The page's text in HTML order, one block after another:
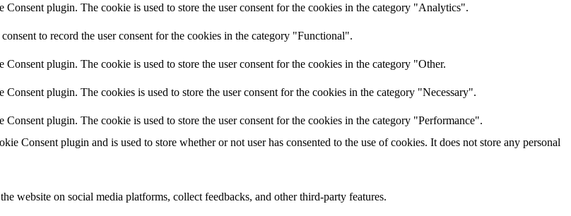
plugin. The cookie is used to store the user consent for the cookies in the category "Analytics".
to record the user consent for the cookies in the category "Functional".
plugin. The cookie is used to store the user consent for the cookies in the category "Other.
plugin. The cookies is used to store the user consent for the cookies in the category "Necessary".
plugin. The cookie is used to store the user consent for the cookies in the category "Performance".
Consent plugin and is used to store whether or not user has consented to the use of cookies. It does not store any personal
website on social media platforms, collect feedbacks, and other third-party features.